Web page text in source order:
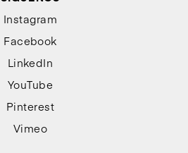
Instagram
Facebook
LinkedIn
YouTube
Pinterest
Vimeo